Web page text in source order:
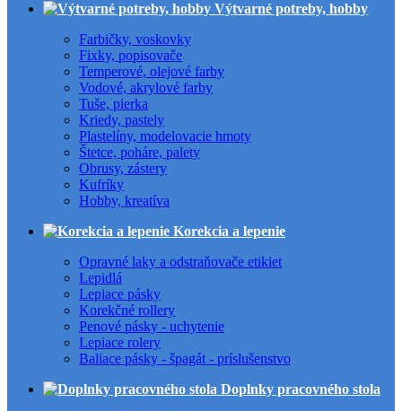
Výtvarné potreby, hobby
Farbičky, voskovky
Fixky, popisovače
Temperové, olejové farby
Vodové, akrylové farby
Tuše, pierka
Kriedy, pastely
Plastelíny, modelovacie hmoty
Štetce, poháre, palety
Obrusy, zástery
Kufríky
Hobby, kreatíva
Korekcia a lepenie
Opravné laky a odstraňovače etikiet
Lepidlá
Lepiace pásky
Korekčné rollery
Penové pásky - uchytenie
Lepiace rolery
Baliace pásky - špagát - príslušenstvo
Doplnky pracovného stola